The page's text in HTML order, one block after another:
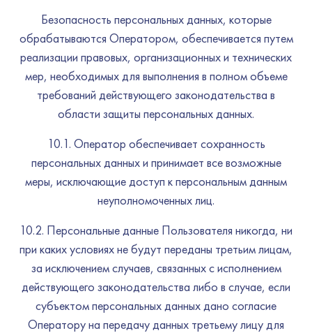
Безопасность персональных данных, которые
обрабатываются Оператором, обеспечивается путем
реализации правовых, организационных и технических
мер, необходимых для выполнения в полном объеме
требований действующего законодательства в
области защиты персональных данных.
10.1. Оператор обеспечивает сохранность
персональных данных и принимает все возможные
меры, исключающие доступ к персональным данным
неуполномоченных лиц.
10.2. Персональные данные Пользователя никогда, ни
при каких условиях не будут переданы третьим лицам,
за исключением случаев, связанных с исполнением
действующего законодательства либо в случае, если
субъектом персональных данных дано согласие
Оператору на передачу данных третьему лицу для